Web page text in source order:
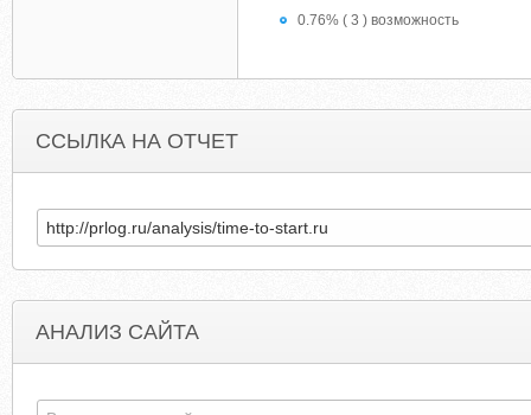
0.76% ( 3 ) возможность
ССЫЛКА НА ОТЧЕТ
АНАЛИЗ САЙТА